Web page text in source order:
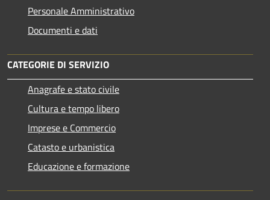
Personale Amministrativo
Documenti e dati
CATEGORIE DI SERVIZIO
Anagrafe e stato civile
Cultura e tempo libero
Imprese e Commercio
Catasto e urbanistica
Educazione e formazione